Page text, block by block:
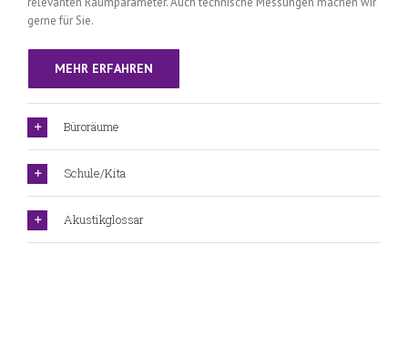
gerne für Sie.
MEHR ERFAHREN
Büroräume
Schule/Kita
Akustikglossar